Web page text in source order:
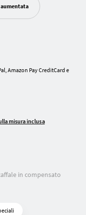
Amazon Pay CreditCard e
misura inclusa
in compensato